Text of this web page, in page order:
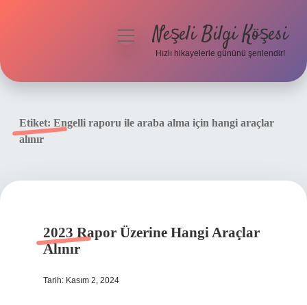
Yasal Uyarı
menüyüNeşeli Bilgi Köşesi
Hızlı hikayelerle gününü şenlendir!
Etiket: Engelli raporu ile araba alma için hangi araçlar
alınır
2023 Rapor Üzerine Hangi Araçlar
Alınır
Tarih: Kasım 2, 2024